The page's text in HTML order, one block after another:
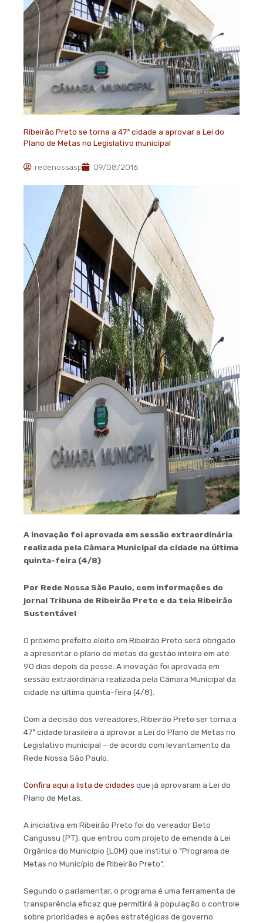
Ribeirão Preto se torna a 47ª cidade a aprovar a Lei do
Plano de Metas no Legislativo municipal
redenossasp 09/08/2016
A inovação foi aprovada em sessão extraordinária
realizada pela Câmara Municipal da cidade na última
quinta-feira (4/8)
Por Rede Nossa São Paulo, com informações do
jornal Tribuna de Ribeirão Preto e da teia Ribeirão
Sustentável
O próximo prefeito eleito em Ribeirão Preto será obrigado
a apresentar o plano de metas da gestão inteira em até
90 dias depois da posse. A inovação foi aprovada em
sessão extraordinária realizada pela Câmara Municipal da
cidade na última quinta-feira (4/8).
Com a decisão dos vereadores, Ribeirão Preto ser torna a
47ª cidade brasileira a aprovar a Lei do Plano de Metas no
Legislativo municipal – de acordo com levantamento da
Rede Nossa São Paulo.
Confira aqui a lista de cidades que já aprovaram a Lei do
Plano de Metas.
A iniciativa em Ribeirão Preto foi do vereador Beto
Cangussu (PT), que entrou com projeto de emenda à Lei
Orgânica do Município (LOM) que institui o “Programa de
Metas no Município de Ribeirão Preto”.
Segundo o parlamentar, o programa é uma ferramenta de
transparência eficaz que permitirá à população o controle
sobre prioridades e ações estratégicas de governo.